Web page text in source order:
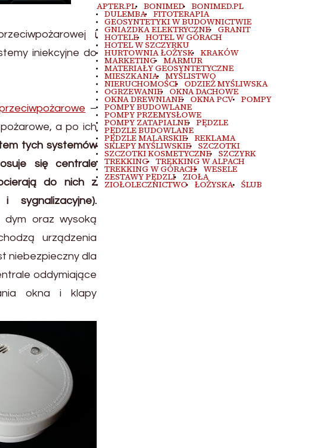
i
iniekcyjne do
–
a po ich
tych systemów
się centrale
do nich z
sygnalizacyjne).
dym oraz wysoką
urządzenia
niebezpieczny dla
oddymiające
okna i klapy
APTER.PL BONIMED BONIMED.PL
DULEMBA FITOTERAPIA
GEOSYNTETYKI W BUDOWNICTWIE
GNIAZDKA ELEKTRYCZNE GRANIT
HOTELE HOTEL W GÓRACH
HOTEL W SZCZYRKU
HURTOWNIA ŁOŻYSK KRAKÓW
MARKETING MARMUR
MATERIAŁY GEOSYNTETYCZNE
MIESZKANIA MYŚLISTWO
NIERUCHOMOŚCI ODZIEŻ MYŚLIWSKA
OGRZEWANIE OKNA DACHOWE
OKNA DREWNIANE OKNA PCV POMPY
POMPY BUDOWLANE
POMPY PRZEMYSŁOWE
POMPY ZATAPIALNE PĘDZLE
PĘDZLE BUDOWLANE
PĘDZLE MALARSKIE REKLAMA
SKLEPY MYŚLIWSKIE SZCZOTKI
SZCZOTKI KOSMETYCZNE SZCZYRK
TREKKING TREKKING W ALPACH
TREKKING W GÓRACH WESELE
ZESTAWY PĘDZLI ZIOŁA
ZIOŁOLECZNICTWO ŁOŻYSKA ŚLUB